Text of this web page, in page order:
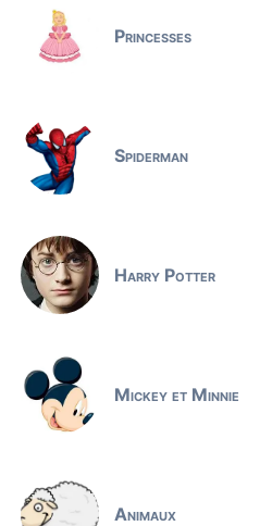
Princesses
Spiderman
Harry Potter
Mickey et Minnie
Animaux